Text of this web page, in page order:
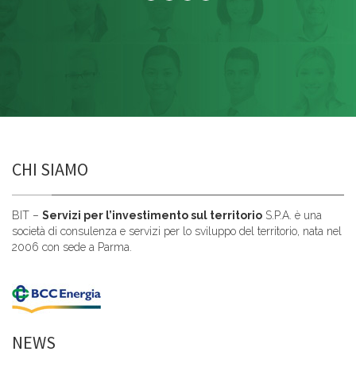
CHI SIAMO
BIT – Servizi per l’investimento sul territorio S.P.A. è una
società di consulenza e servizi per lo sviluppo del territorio, nata nel
2006 con sede a Parma.
NEWS